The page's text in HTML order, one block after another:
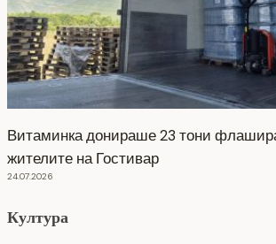
Витаминка донираше 23 тони
жителите на Гостивар
24.07.2026
Култура